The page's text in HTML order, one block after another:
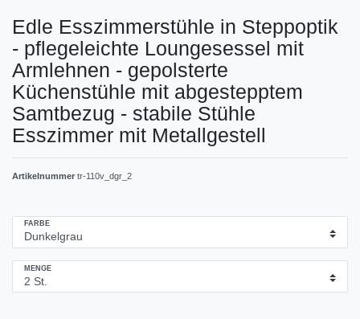
Edle Esszimmerstühle in Steppoptik
- pflegeleichte Loungesessel mit
Armlehnen - gepolsterte
Küchenstühle mit abgestepptem
Samtbezug - stabile Stühle
Esszimmer mit Metallgestell
Artikelnummer tr-110v_dgr_2
FARBE
MENGE